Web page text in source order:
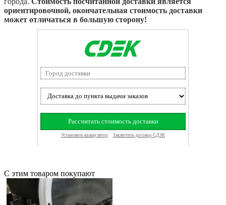
ориентировочной, окончательная стоимость доставки
может отличаться в большую сторону!
С этим товаром покупают